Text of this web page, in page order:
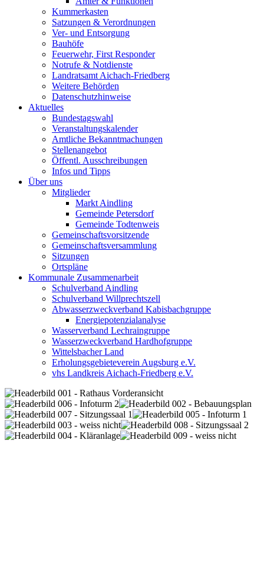
Kummerkasten
Satzungen & Verordnungen
Ver- und Entsorgung
Bauhöfe
Feuerwehr, First Responder
Notrufe & Notdienste
Landratsamt Aichach-Friedberg
Weitere Behörden
Datenschutzhinweise
Aktuelles
Bundestagswahl
Veranstaltungskalender
Amtliche Bekanntmachungen
Stellenangebot
Öffentl. Ausschreibungen
Infos und Tipps
Über uns
Mitglieder
Markt Aindling
Gemeinde Petersdorf
Gemeinde Todtenweis
Gemeinschaftsvorsitzende
Gemeinschaftsversammlung
Sitzungen
Ortspläne
Kommunale Zusammenarbeit
Schulverband Aindling
Schulverband Willprechtszell
Abwasserzweckverband Kabisbachgruppe
Energiepotenzialanalyse
Wasserverband Lechraingruppe
Wasserzweckverband Hardhofgruppe
Wittelsbacher Land
Erholungsgebieteverein Augsburg e.V.
vhs Landkreis Aichach-Friedberg e.V.